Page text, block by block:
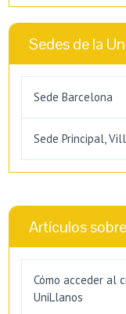
Sedes de la
Sede Barcelona
Sede Principal,
Artículos
Cómo acceder al
UniLlanos